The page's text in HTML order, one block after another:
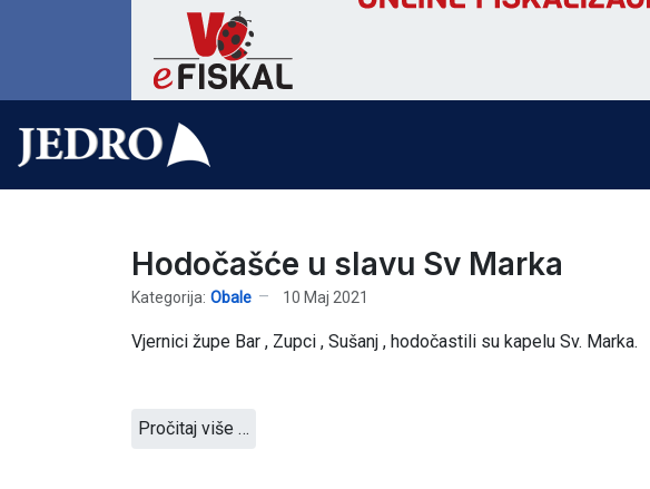
Hodočašće u slavu Sv Marka
Kategorija: Obale 10 Maj 2021
Vjernici župe Bar , Zupci , Sušanj , hodočastili su kapelu Sv. Marka.
Pročitaj više …